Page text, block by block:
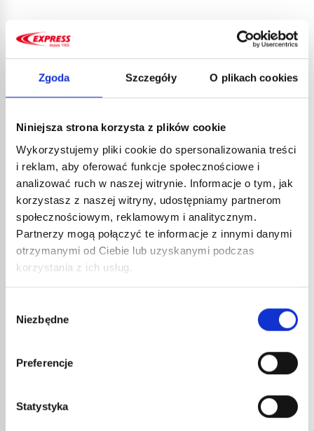
Zgoda Szczegóły O plikach cookies
Niniejsza strona korzysta z plików cookie
Wykorzystujemy pliki cookie do spersonalizowania treści
i reklam, aby oferować funkcje społecznościowe i
analizować ruch w naszej witrynie. Informacje o tym, jak
korzystasz z naszej witryny, udostępniamy partnerom
społecznościowym, reklamowym i analitycznym.
Partnerzy mogą połączyć te informacje z innymi danymi
otrzymanymi od Ciebie lub uzyskanymi podczas
korzystania z ich usług.
zgody
Niezbędne
Preferencje
Statystyka
PRODUKTY
POWIĄZANE
Rękojeść 640CR do palników dekarskich
DO
nr kat.: